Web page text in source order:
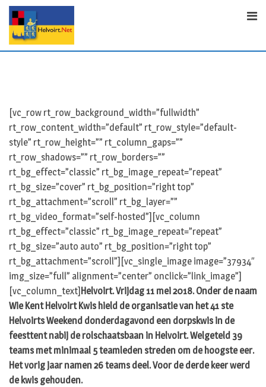
p
[vc_row rt_row_background_width=”fullwidth”
rt_row_content_width=”default” rt_row_style=”default-
style” rt_row_height=”” rt_column_gaps=””
rt_row_shadows=”” rt_row_borders=””
rt_bg_effect=”classic” rt_bg_image_repeat=”repeat”
rt_bg_size=”cover” rt_bg_position=”right top”
rt_bg_attachment=”scroll” rt_bg_layer=””
rt_bg_video_format=”self-hosted”][vc_column
rt_bg_effect=”classic” rt_bg_image_repeat=”repeat”
rt_bg_size=”auto auto” rt_bg_position=”right top”
rt_bg_attachment=”scroll”][vc_single_image image=”37934″
img_size=”full” alignment=”center” onclick=”link_image”]
[vc_column_text] Helvoirt. Vrijdag 11 mei 2018. Onder de naam
Wie Kent Helvoirt Kwis hield de organisatie van het 41 ste
Helvoirts Weekend donderdagavond een dorpskwis in de
feesttent nabij de rolschaatsbaan in Helvoirt. Welgeteld 39
teams met minimaal 5 teamleden streden om de hoogste eer.
Het vorig jaar namen 26 teams deel. Voor de derde keer werd
de kwis gehouden.